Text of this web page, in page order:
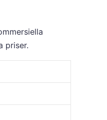
priser.